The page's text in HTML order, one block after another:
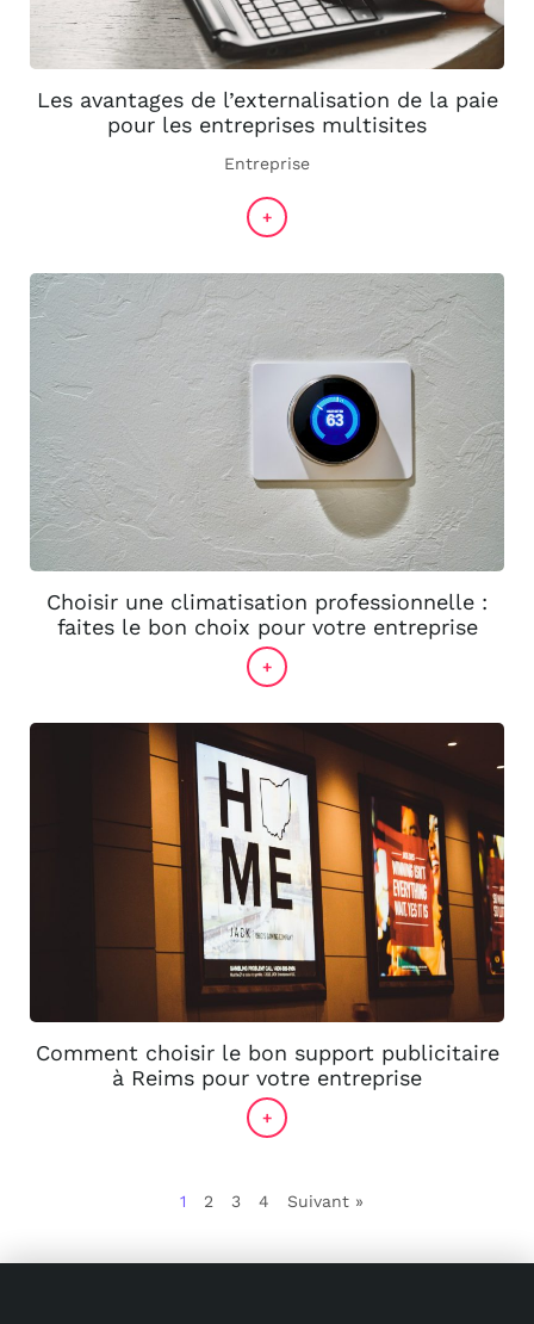
Les avantages de l’externalisation de la paie
pour les entreprises multisites
Entreprise
+
Choisir une climatisation professionnelle :
faites le bon choix pour votre entreprise
+
Comment choisir le bon support publicitaire
à Reims pour votre entreprise
+
1 2 3 4 Suivant »